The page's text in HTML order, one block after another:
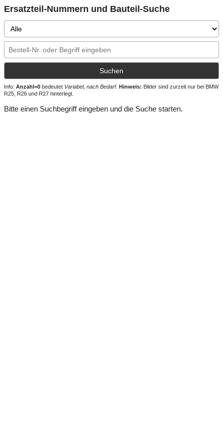
Ersatzteil-Nummern und Bauteil-Suche
Modell
Suchbegriff
Suchen
Info: Anzahl=0 bedeutet Variabel, nach Bedarf. Hinweis: Bilder sind zurzeit nur bei BMW
R25, R26 und R27 hinterlegt.
Bitte einen Suchbegriff eingeben und die Suche starten.